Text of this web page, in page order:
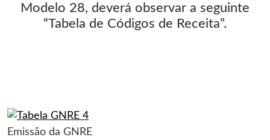
Modelo 28, deverá observar a seguinte
“Tabela de Códigos de Receita”.
Emissão da GNRE